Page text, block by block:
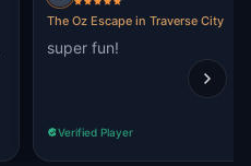
The Oz Escape in Traverse City
super fun!
Verified Player